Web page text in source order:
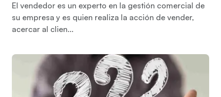
El vendedor es un experto en la gestión comercial de
su empresa y es quien realiza la acción de vender,
acercar al clien...